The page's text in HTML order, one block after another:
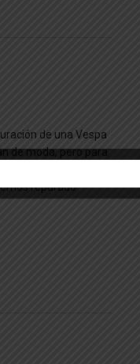
de una Vespa
de moda, pero para
reparado